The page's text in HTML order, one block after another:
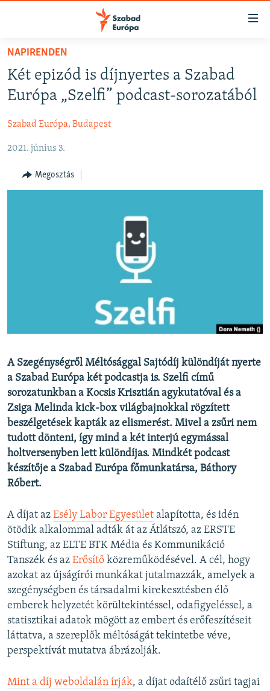
Akadálymentes
Ugrás
fő
oldalra
Ugrás
AKTUÁLIS
PODCASTOK
VIDEÓK
ELEMZŐ
NER15
KÖVESSEN MINKET!
Valamennyi RFE/RL weboldal
NAPIRENDEN
Két epizód is díjnyertes a Szabad
Európa „Szelfi” podcast-sorozatából
Szabad Európa, Budapest
2021. június 3.
Megosztás
A Szegénységről Méltósággal Sajtódíj különdíját nyerte
a Szabad Európa két podcastja is. Szelfi című
sorozatunkban a Kocsis Krisztián agykutatóval és a
Zsiga Melinda kick-box világbajnokkal rögzített
beszélgetések kapták az elismerést. Mivel a zsűri nem
tudott dönteni, így mind a két interjú egymással
holtversenyben lett különdíjas. Mindkét podcast
készítője a Szabad Európa főmunkatársa, Báthory
Róbert.
A díjat az Esély Labor Egyesület alapította, és idén
ötödik alkalommal adták át az Átlátszó, az ERSTE
Stiftung, az ELTE BTK Média és Kommunikáció
Tanszék és az Erősítő közreműködésével. A cél, hogy
azokat az újságírói munkákat jutalmazzák, amelyek a
szegénységben és társadalmi kirekesztésben élő
emberek helyzetét körültekintéssel, odafigyeléssel, a
statisztikai adatok mögött az embert és erőfeszítéseit
láttatva, a szereplők méltóságát tekintetbe véve,
perspektívát mutatva ábrázolják.
Mint a díj weboldalán írják, a díjat odaítélő zsűri tagjai
FELIRATKOZÁS